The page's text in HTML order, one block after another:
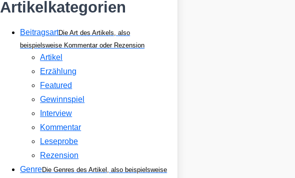
Artikelkategorien
BeitragsartDie Art des Artikels, also
beispielsweise Kommentar oder Rezension
Artikel
Erzählung
Featured
Gewinnspiel
Interview
Kommentar
Leseprobe
Rezension
GenreDie Genres des Artikel, also beispielsweise